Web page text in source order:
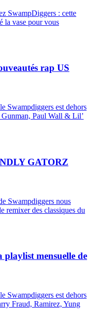
SwampDiggers : cette
la vase pour vous
rap US
Swampdiggers est dehors
Gunman, Paul Wall & Lil’
GATORZ
Swampdiggers nous
remixer des classiques du
mensuelle de
Swampdiggers est dehors
Fraud, Ramirez, Yung